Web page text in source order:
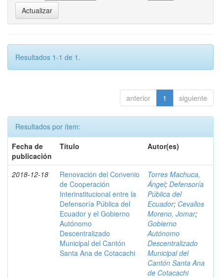
Resultados 1-1 de 1.
anterior 1 siguiente
Resultados por ítem:
Fecha de
publicación
Título Autor(es)
2018-12-18
Renovación del Convenio
de Cooperación
Interinstitucional entre la
Defensoría Pública del
Ecuador y el Gobierno
Autónomo
Descentralizado
Municipal del Cantón
Santa Ana de Cotacachi
Torres Machuca,
Ángel; Defensoría
Pública del
Ecuador; Cevallos
Moreno, Jomar;
Gobierno
Autónomo
Descentralizado
Municipal del
Cantón Santa Ana
de Cotacachi